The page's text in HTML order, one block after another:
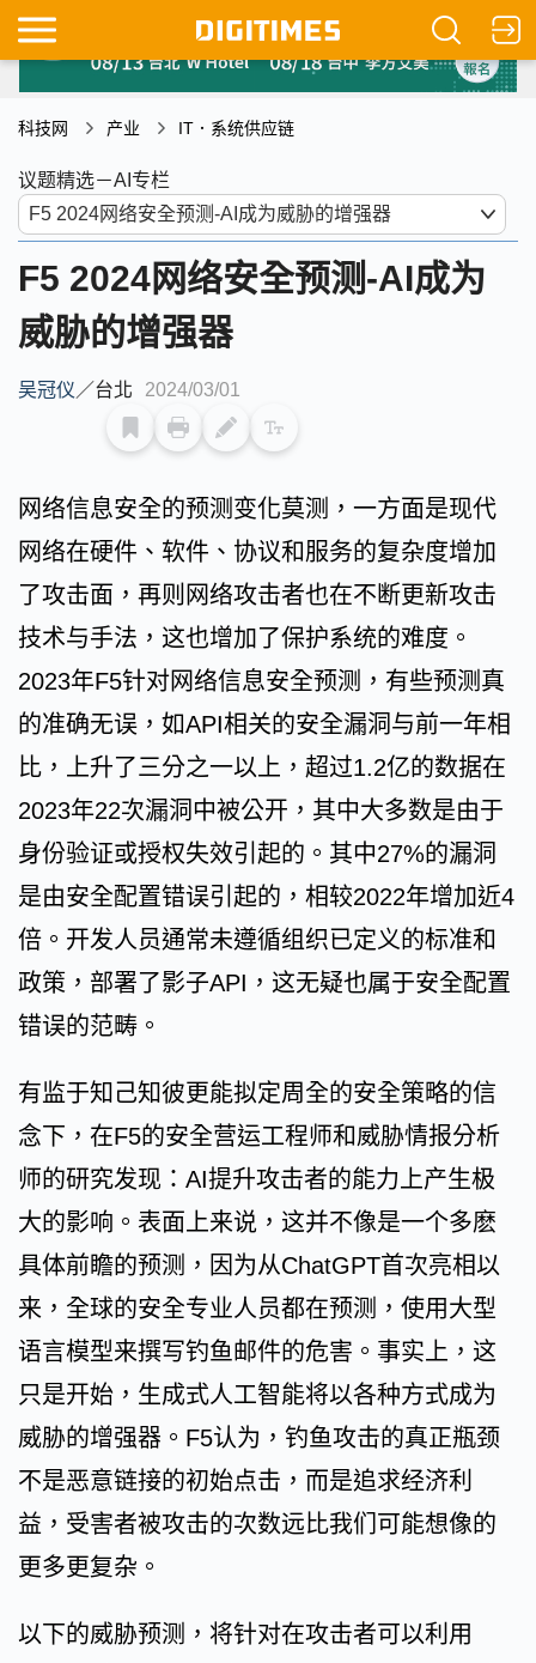
科技网 产业 IT．系统供应链
议题精选－AI专栏
F5 2024网络安全预测-AI成为
威胁的增强器
吴冠仪／台北 2024/03/01
网络信息安全的预测变化莫测，一方面是现代
网络在硬件、软件、协议和服务的复杂度增加
了攻击面，再则网络攻击者也在不断更新攻击
技术与手法，这也增加了保护系统的难度。
2023年F5针对网络信息安全预测，有些预测真
的准确无误，如API相关的安全漏洞与前一年相
比，上升了三分之一以上，超过1.2亿的数据在
2023年22次漏洞中被公开，其中大多数是由于
身份验证或授权失效引起的。其中27%的漏洞
是由安全配置错误引起的，相较2022年增加近4
倍。开发人员通常未遵循组织已定义的标准和
政策，部署了影子API，这无疑也属于安全配置
错误的范畴。
有监于知己知彼更能拟定周全的安全策略的信
念下，在F5的安全营运工程师和威胁情报分析
师的研究发现：AI提升攻击者的能力上产生极
大的影响。表面上来说，这并不像是一个多麽
具体前瞻的预测，因为从ChatGPT首次亮相以
来，全球的安全专业人员都在预测，使用大型
语言模型来撰写钓鱼邮件的危害。事实上，这
只是开始，生成式人工智能将以各种方式成为
威胁的增强器。F5认为，钓鱼攻击的真正瓶颈
不是恶意链接的初始点击，而是追求经济利
益，受害者被攻击的次数远比我们可能想像的
更多更复杂。
以下的威胁预测，将针对在攻击者可以利用